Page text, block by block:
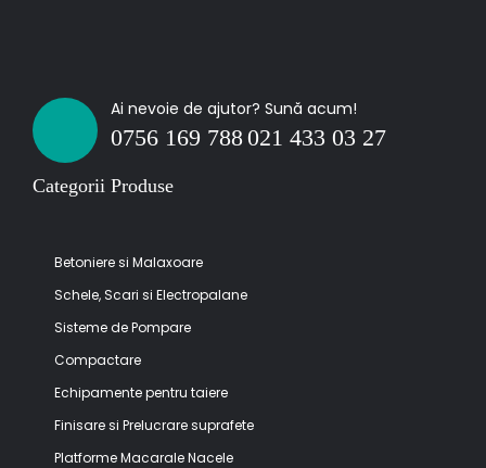
Ai nevoie de ajutor? Sună acum!
0756 169 788021 433 03 27
Categorii Produse
Betoniere si Malaxoare
Schele, Scari si Electropalane
Sisteme de Pompare
Compactare
Echipamente pentru taiere
Finisare si Prelucrare suprafete
Platforme Macarale Nacele